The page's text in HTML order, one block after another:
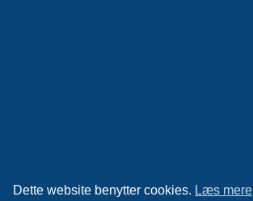
Dette website benytter cookies. Læs mere